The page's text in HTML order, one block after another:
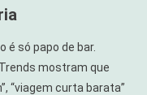
é só papo de bar.
mostram que
“viagem curta barata”